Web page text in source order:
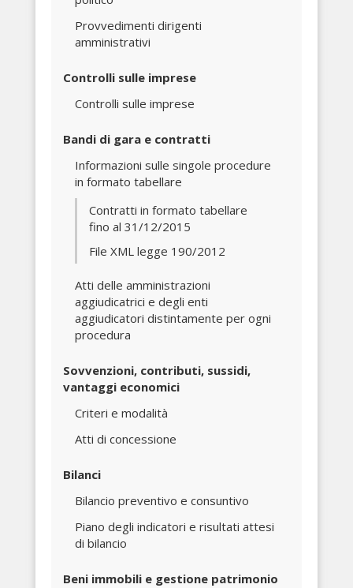
Provvedimenti dirigenti
amministrativi
Controlli sulle imprese
Controlli sulle imprese
Bandi di gara e contratti
Informazioni sulle singole procedure
in formato tabellare
Contratti in formato tabellare
fino al 31/12/2015
File XML legge 190/2012
Atti delle amministrazioni
aggiudicatrici e degli enti
aggiudicatori distintamente per ogni
procedura
Sovvenzioni, contributi, sussidi,
vantaggi economici
Criteri e modalità
Atti di concessione
Bilanci
Bilancio preventivo e consuntivo
Piano degli indicatori e risultati attesi
di bilancio
Beni immobili e gestione patrimonio